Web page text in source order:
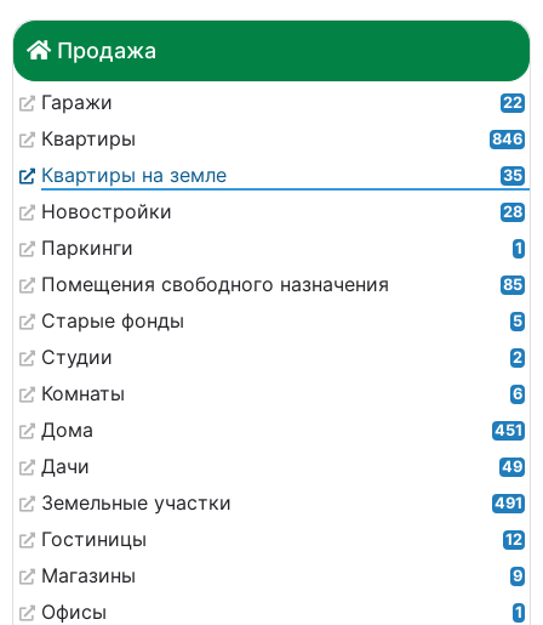
Продажа
Гаражи 22
Квартиры 846
Квартиры на земле 35
Новостройки 28
Паркинги 1
Помещения свободного назначения 85
Старые фонды 5
Студии 2
Комнаты 6
Дома 451
Дачи 49
Земельные участки 491
Гостиницы 12
Магазины 9
Офисы 1